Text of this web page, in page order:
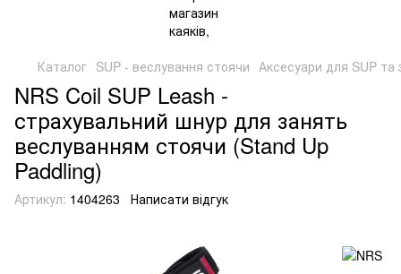
Каталог SUP - веслування стоячи Аксесуари для SUP та
NRS Coil SUP Leash -
страхувальний шнур для занять
веслуванням стоячи (Stand Up
Paddling)
Артикул: 1404263 Написати відгук